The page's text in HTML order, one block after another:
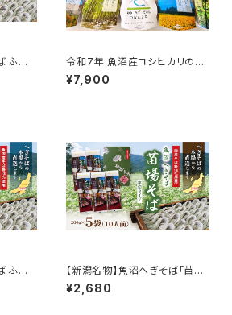
ふの
魚沼
令和7年 魚沼産コシヒカリのパ
ックごはん（特別栽培米）20個セ
ット レンチンごはん
¥7,900
ふの
魚沼
【新潟名物】魚沼へぎそば「苗場
そば」平打ち 5袋入り 国産そば
粉100％使用 化粧箱
¥2,680